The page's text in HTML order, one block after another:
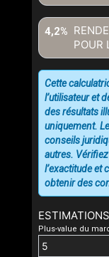
POUR
4,2%
ESTIMATIONS
Plus-value du
Cette
l’utilisateur et
des résultats
uniquement.
conseils
autres.
l’exactitude et
obtenir des